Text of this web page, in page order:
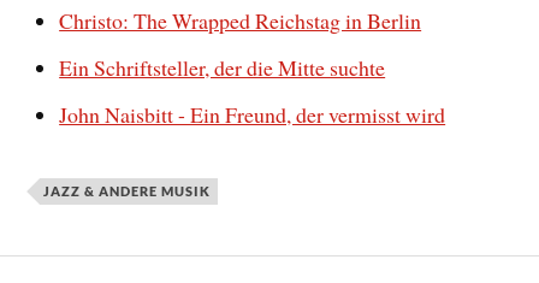
Christo: The Wrapped Reichstag in Berlin
Ein Schriftsteller, der die Mitte suchte
John Naisbitt - Ein Freund, der vermisst wird
JAZZ & ANDERE MUSIK